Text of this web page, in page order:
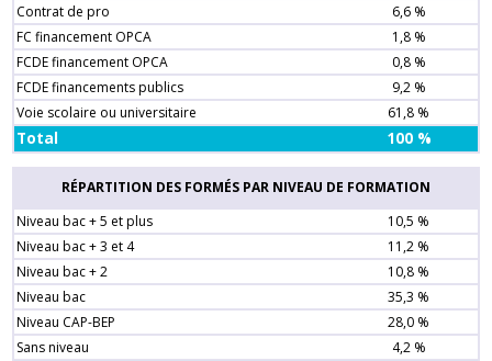
Contrat de pro
6,6 %
FC financement OPCA
1,8 %
FCDE financement OPCA
0,8 %
FCDE financements publics
9,2 %
Voie scolaire ou universitaire
61,8 %
Total 100 %
RÉPARTITION DES FORMÉS PAR NIVEAU DE FORMATION
Niveau bac + 5 et plus
10,5 %
Niveau bac + 3 et 4
11,2 %
Niveau bac + 2
10,8 %
Niveau bac
35,3 %
Niveau CAP-BEP
28,0 %
Sans niveau
4,2 %